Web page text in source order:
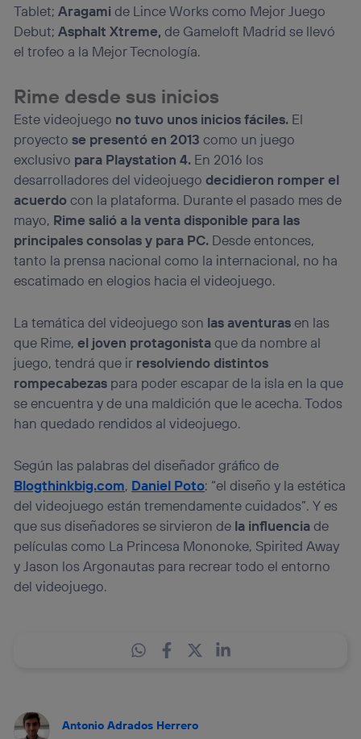
Tablet;Aragami de Lince Works como Mejor Juego
Debut;Asphalt Xtreme,de Gameloft Madrid se llevó
el trofeo a la Mejor Tecnología.
Rime desde sus inicios
Este videojuego no tuvo unos inicios fáciles. El
proyectose presentó en 2013 como un juego
exclusivo para Playstation 4. En 2016 los
desarrolladores del videojuegodecidieron romper el
acuerdocon la plataforma. Durante el pasado mes de
mayo, Rime salió a la venta disponible para las
principales consolas y para PC. Desde entonces,
tanto la prensa nacional como la internacional, no ha
escatimado en elogios hacia el videojuego.
La temática del videojuego son las aventurasen las
que Rime,el joven protagonistaque da nombre al
juego, tendrá que ir resolviendo distintos
rompecabezas para poder escapar de la isla en la que
se encuentra y de una maldición que le acecha. Todos
han quedado rendidos al videojuego.
Según las palabras del diseñador gráfico de
Blogthinkbig.com, Daniel Poto: “el diseño y la estética
del videojuego están tremendamente cuidados”. Y es
que sus diseñadores se sirvieron de la influenciade
películas como La Princesa Mononoke, Spirited Away
y Jason los Argonautas para recrear todo el entorno
del videojuego.
Antonio Adrados Herrero